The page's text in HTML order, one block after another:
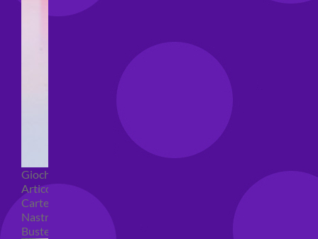
Giochi pirici
Articoli per confezioni regalo
Carte regalo
Nastri e coccarde
Buste regalo